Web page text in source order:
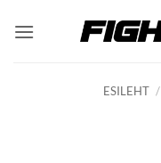
ESILEHT /